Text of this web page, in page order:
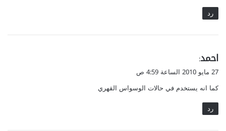
رد
ي
ق
ل
احمد:
27 مايو 2010 الساعة 4:59 ص
كما انه يستخدم في حالات الوسواس القهري
رد